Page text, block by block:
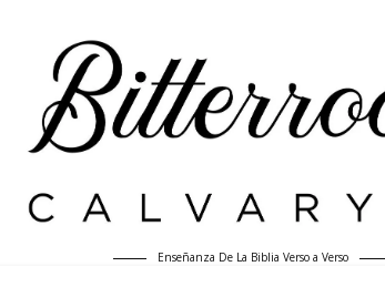
Enseñanza De La Biblia Verso a Verso